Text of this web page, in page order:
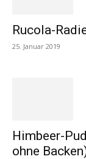
Rucola-
25. Januar 2019
Himbeer-
ohne